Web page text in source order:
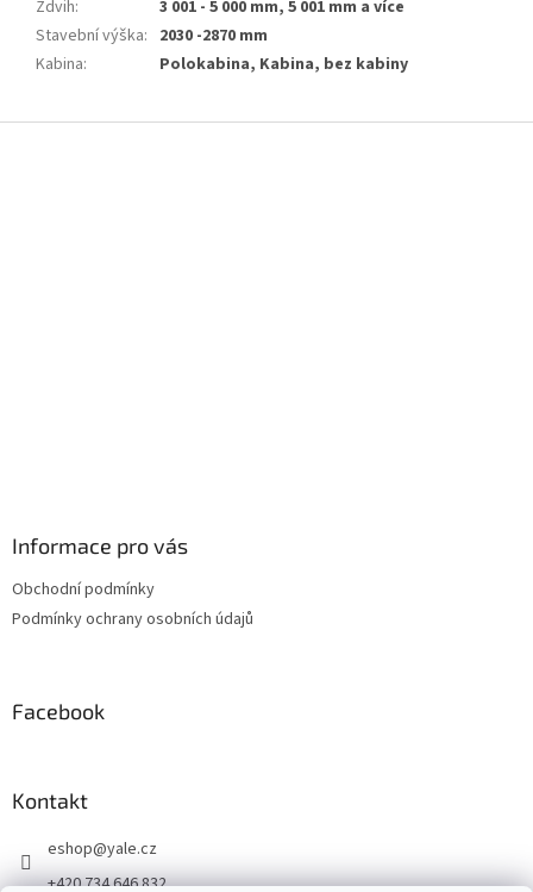
Zdvih:
3 001 - 5 000 mm, 5 001 mm a více
Stavební výška: 2030 -2870 mm
Kabina: Polokabina, Kabina, bez kabiny
Informace pro vás
Obchodní podmínky
Podmínky ochrany osobních údajů
Facebook
Kontakt
eshop@yale.cz
+420 734 646 832